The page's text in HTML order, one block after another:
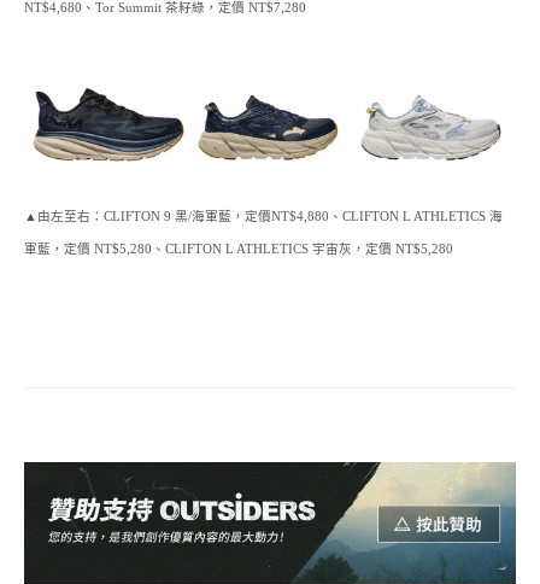
NT$4,680、Tor Summit 茶籽綠，定價 NT$7,280
▲由左至右：CLIFTON 9 黑/海軍藍，定價NT$4,880、CLIFTON L ATHLETICS 海
軍藍，定價 NT$5,280、CLIFTON L ATHLETICS 宇宙灰 ，定價 NT$5,280